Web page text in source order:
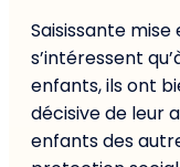
Saisissante mise
s’intéressent
enfants, ils ont
décisive de leur
enfants des